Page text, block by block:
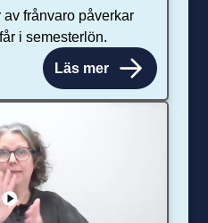
frånvaro påverkar
i semesterlön.
Läs mer